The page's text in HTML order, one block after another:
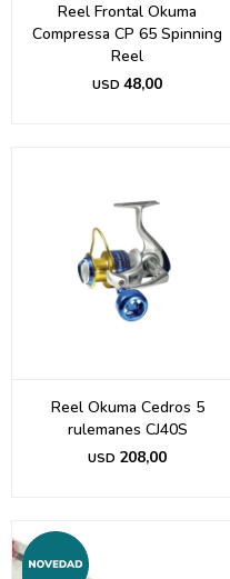
Reel Frontal Okuma
Compressa CP 65 Spinning
Reel
USD 48,00
Reel Okuma Cedros 5
rulemanes CJ40S
USD 208,00